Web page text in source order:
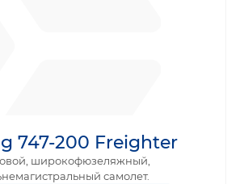
747-200 Freighter
широкофюзеляжный,
самолет.